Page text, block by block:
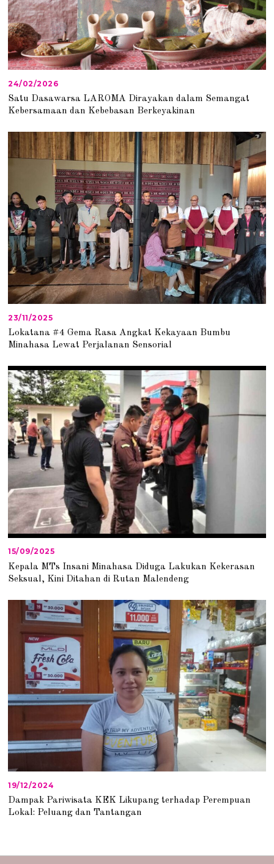
24/02/2026
/
0
/
2
2
6
Satu Dasawarsa LAROMA Dirayakan dalam Semangat
Kebersamaan dan Kebebasan Berkeyakinan
23/11/2025
3
/
1
/
2
0
2
5
Lokatana #4 Gema Rasa Angkat Kekayaan Bumbu
Minahasa Lewat Perjalanan Sensorial
15/09/2025
5
/
0
/
2
0
5
Kepala MTs Insani Minahasa Diduga Lakukan Kekerasan
Seksual, Kini Ditahan di Rutan Malendeng
19/12/2024
/
1
0
Dampak Pariwisata KEK Likupang terhadap Perempuan
Lokal: Peluang dan Tantangan